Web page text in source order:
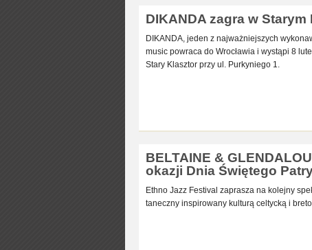
DIKANDA zagra w Starym
DIKANDA, jeden z najważniejszych
music powraca do Wrocławia i wystąpi 8
Stary Klasztor przy ul. Purkyniego 1.
BELTAINE &
okazji Dnia Świętego
Ethno Jazz Festival zaprasza na kolejny
taneczny inspirowany kulturą celtycką i